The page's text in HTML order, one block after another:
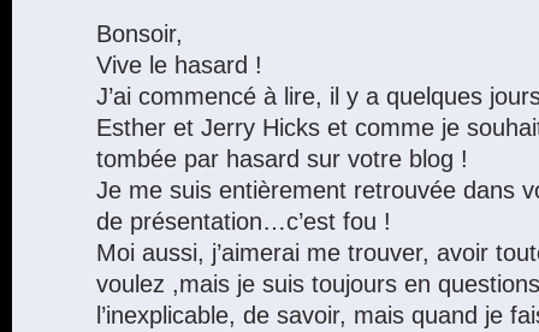
Bonsoir,
Vive le hasard !
J’ai commencé à lire, il y a quelques
Esther et Jerry Hicks et comme je
tombée par hasard sur votre blog !
Je me suis entièrement retrouvée dans
de présentation…c’est fou !
Moi aussi, j’aimerai me trouver, avoir
voulez ,mais je suis toujours en
l’inexplicable, de savoir, mais quand je